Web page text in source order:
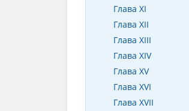
Глава XI
Глава XII
Глава XIII
Глава XIV
Глава XV
Глава XVI
Глава XVII